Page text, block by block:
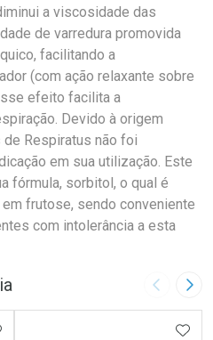
a viscosidade das
de varredura promovida
facilitando a
(com ação relaxante sobre
efeito facilita a
Devido à origem
Respiratus não foi
em sua utilização. Este
fórmula, sorbitol, o qual é
frutose, sendo conveniente
com intolerância a esta
Imagem
AOS FAVORITOS